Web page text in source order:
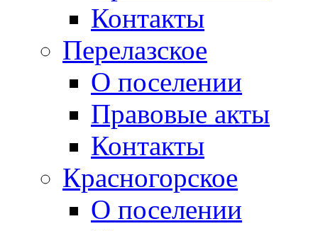
Контакты
Перелазское
О поселении
Правовые акты
Контакты
Красногорское
О поселении